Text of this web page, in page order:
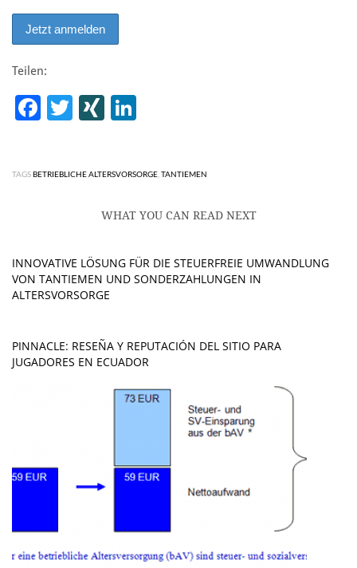
Teilen:
Facebook
Twitter
XING
TAGSBETRIEBLICHE ALTERSVORSORGE TANTIEMEN
WHAT YOU CAN READ NEXT
INNOVATIVE LÖSUNG FÜR DIE STEUERFREIE UMWANDLUNG
VON TANTIEMEN UND SONDERZAHLUNGEN IN
ALTERSVORSORGE
PINNACLE: RESEÑA Y REPUTACIÓN DEL SITIO PARA
JUGADORES EN ECUADOR